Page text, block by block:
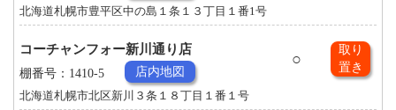
北海道札幌市豊平区中の島１条１３丁目１番1号
コーチャンフォー新川通り店
○
取り
置き
棚番号：1410-5 店内地図
北海道札幌市北区新川３条１８丁目１番１号